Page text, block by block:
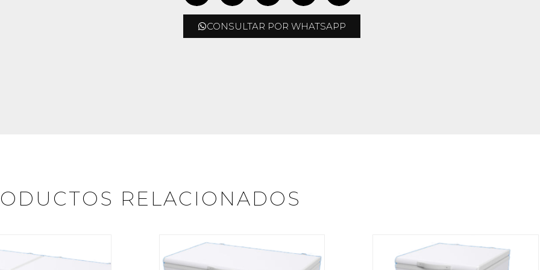
CONSULTAR POR WHATSAPP
RELACIONADOS